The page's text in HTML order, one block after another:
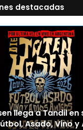
destacadas
a Tandil con un
Capusotto,